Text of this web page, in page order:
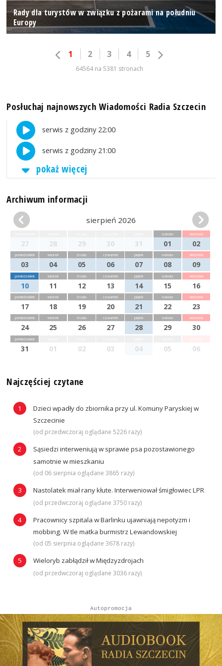
Rady dla turystów w związku z pożarami na południu
Europy
1 2 3 4 5
64564 na 5381 stronach
Posłuchaj najnowszych Wiadomości Radia Szczecin
serwis z godziny 22:00
serwis z godziny 21:00
pokaż więcej
Archiwum informacji
sierpień 2026
27 28 29 30 31
sobota
01
niedziela
02
poniedziałek
03
wtorek
04
środa
05
czwartek
06
piątek
07
sobota
08
niedziela
09
poniedziałek
10
wtorek
11
środa
12
czwartek
13
piątek
14
sobota
15
niedziela
16
poniedziałek
17
wtorek
18
środa
19
czwartek
20
piątek
21
sobota
22
niedziela
23
poniedziałek
24
wtorek
25
środa
26
czwartek
27
piątek
28
sobota
29
niedziela
30
poniedziałek
31 01 02 03 04 05 06
Najczęściej czytane
Dzieci wpadły do zbiornika przy ul. Komuny Paryskiej w
Szczecinie
(od przedwczoraj oglądane 5226 razy)
Sąsiedzi interweniują w sprawie psa pozostawionego
samotnie w mieszkaniu
(od 06 sierpnia oglądane 3865 razy)
Nastolatek miał rany kłute. Interweniował śmigłowiec LPR
(od przedwczoraj oglądane 3750 razy)
Pracownicy szpitala w Barlinku ujawniają nepotyzm i
mobbing. W tle matka burmistrz Lewandowskiej
(od 05 sierpnia oglądane 3678 razy)
Wieloryb zabłądził w Międzyzdrojach
(od przedwczoraj oglądane 3036 razy)
Autopromocja